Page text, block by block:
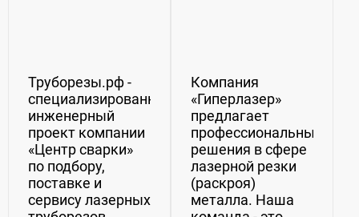
Труборезы.рф -
специализированный
инженерный
проект компании
«Центр сварки»
по подбору,
поставке и
сервису лазерных
Компания
«Гиперлазер»
предлагает
профессиональные
решения в сфере
лазерной резки
(раскроя)
металла. Наша